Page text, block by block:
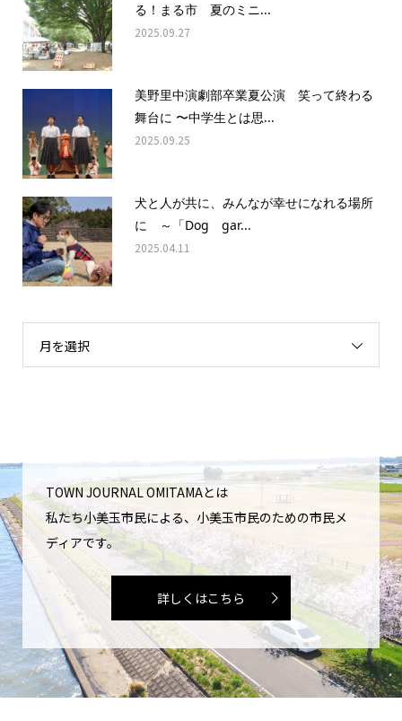
る！まる市 夏のミニ...
2025.09.27
美野里中演劇部卒業夏公演 笑って終わる
舞台に 〜中学生とは思...
2025.09.25
犬と人が共に、みんなが幸せになれる場所
に ～「Dog gar...
2025.04.11
月を選択
TOWN JOURNAL OMITAMAとは
私たち小美玉市民による、小美玉市民のための市民メ
ディアです。
詳しくはこちら